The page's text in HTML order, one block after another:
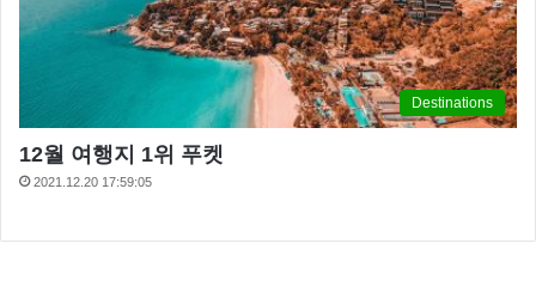
Destinations
12월 여행지 1위 푸켓
2021.12.20 17:59:05